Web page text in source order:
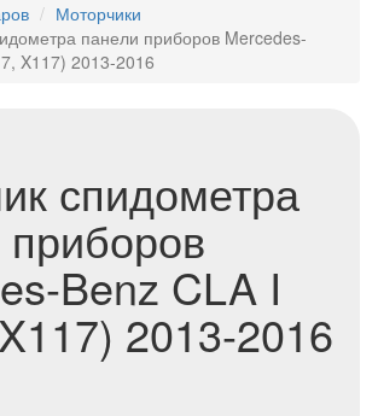
Моторчики
панели приборов Mercedes-
X117) 2013-2016
спидометра
Benz CLA I
2013-2016